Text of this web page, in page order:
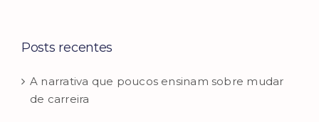
Posts recentes
A narrativa que poucos ensinam sobre mudar
de carreira